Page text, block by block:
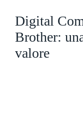
Digital
Brother:
valore